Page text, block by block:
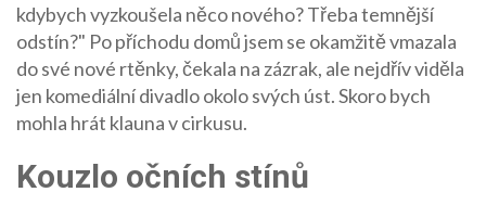
kdybych vyzkoušela něco nového? Třeba temnější
odstín?" Po příchodu domů jsem se okamžitě vmazala
do své nové rtěnky, čekala na zázrak, ale nejdřív viděla
jen komediální divadlo okolo svých úst. Skoro bych
mohla hrát klauna v cirkusu.
Kouzlo očních stínů